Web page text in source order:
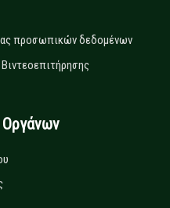
προσωπικών δεδομένων
Οργάνων